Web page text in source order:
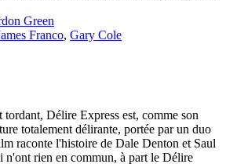
Green
Franco, Gary Cole
Délire Express est, comme son
totalement délirante, portée par un duo
raconte l'histoire de Dale Denton et Saul
n'ont rien en commun, à part le Délire